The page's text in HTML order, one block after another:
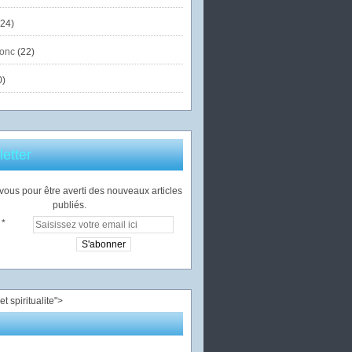
(22)
pour être averti des nouveaux articles
publiés.
">